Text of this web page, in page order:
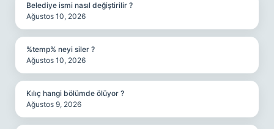
Belediye ismi nasıl değiştirilir ?
Ağustos 10, 2026
%temp% neyi siler ?
Ağustos 10, 2026
Kılıç hangi bölümde ölüyor ?
Ağustos 9, 2026